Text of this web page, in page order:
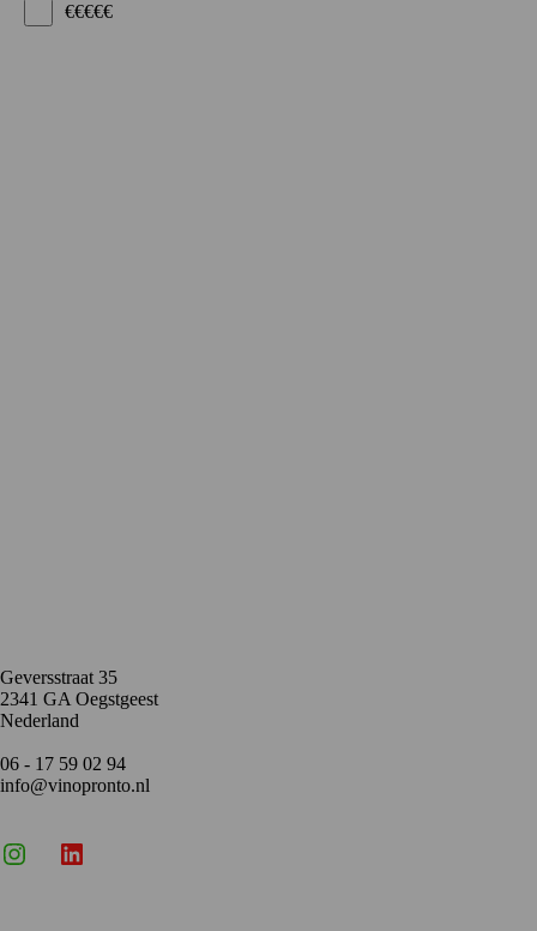
€€€€€
Geversstraat 35
2341 GA Oegstgeest
Nederland
06 - 17 59 02 94
info@vinopronto.nl
InstagramLinkedIn